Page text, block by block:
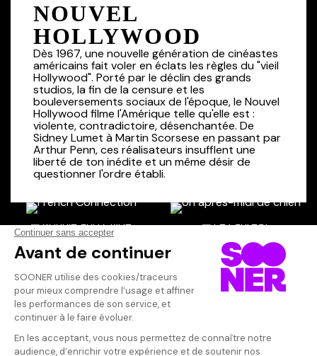
NOUVEL
HOLLYWOOD
Dès 1967, une nouvelle génération de cinéastes
américains fait voler en éclats les règles du "vieil
Hollywood". Porté par le déclin des grands
studios, la fin de la censure et les
bouleversements sociaux de l'époque, le Nouvel
Hollywood filme l'Amérique telle qu'elle est :
violente, contradictoire, désenchantée. De
Sidney Lumet à Martin Scorsese en passant par
Arthur Penn, ces réalisateurs insufflent une
liberté de ton inédite et un même désir de
questionner l'ordre établi.